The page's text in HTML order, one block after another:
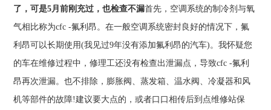
了，可是5月前刚充过，也检查不漏首先，空调系统的制冷剂与氧
气相比称为cfc -氟利昂。在一般空调系统密封良好的情况下，氟
利昂可以长期使用(我见过9年没有添加氟利昂的汽车)。我怀疑您
的车在维修过程中，修理工还没有检查出泄漏点，导致cfc -氟利
昂再次泄漏。也不排除，膨胀阀、蒸发箱、温水阀、冷凝器和风
机等部件的故障!建议要大点的，或者口口相传后到点维修站保